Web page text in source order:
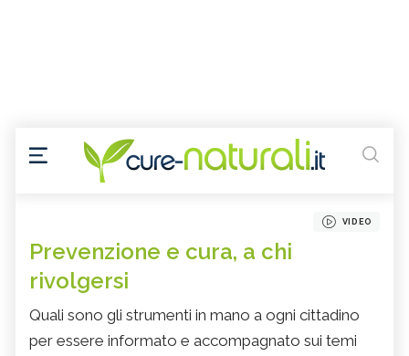
VIDEO
Prevenzione e cura, a chi
rivolgersi
Quali sono gli strumenti in mano a ogni cittadino
per essere informato e accompagnato sui temi